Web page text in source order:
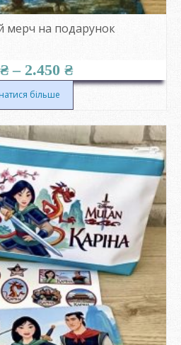
мерч на подарунок
₴ – 2.450 ₴Діапазон
цін:
від
до
2.450 ₴
більше